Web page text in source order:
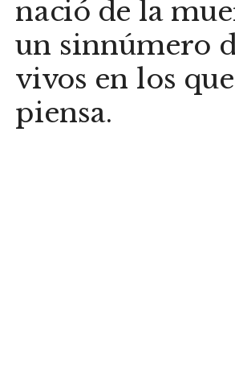
nació de la
un sinnúmero
vivos en los
piensa.